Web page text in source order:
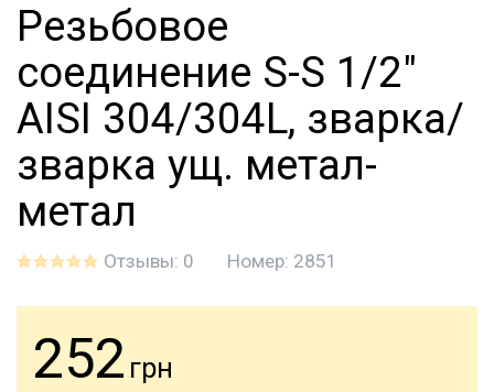
Резьбовое
соединение S-S 1/2"
AISI 304/304L, зварка/
зварка ущ. метал-
метал
Отзывы: 0 Номер: 2851
252 грн